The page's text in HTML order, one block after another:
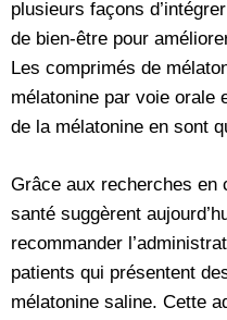
plusieurs façons
de bien-être pour
Les comprimés de
mélatonine par voie orale
de la mélatonine en sont
Grâce aux recherches en
santé suggèrent
recommander
patients qui présentent
mélatonine saline. Cette